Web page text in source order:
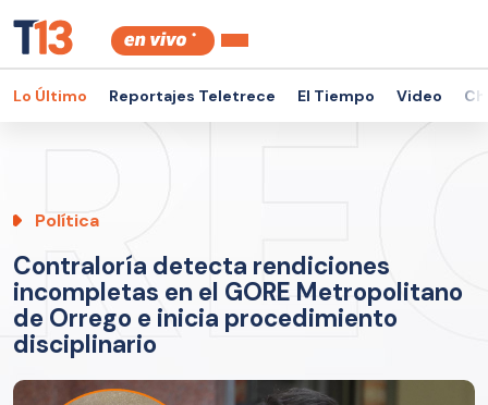
Lo Último Reportajes Teletrece El Tiempo Video
Política
Contraloría detecta rendiciones
incompletas en el GORE Metropolitano
de Orrego e inicia procedimiento
disciplinario